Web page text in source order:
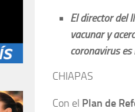
El director del
vacunar y
coronavirus es
CHIAPAS
Con el Plan de